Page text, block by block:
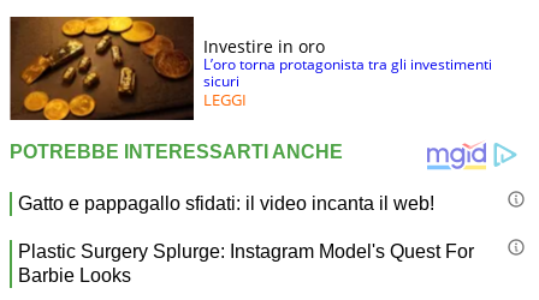
Investire in oro
L’oro torna protagonista tra gli investimenti
sicuri
LEGGI